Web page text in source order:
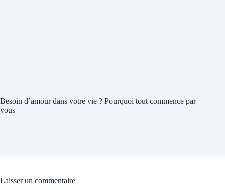
Besoin d’amour dans votre vie ? Pourquoi tout commence par
vous
Laisser un commentaire